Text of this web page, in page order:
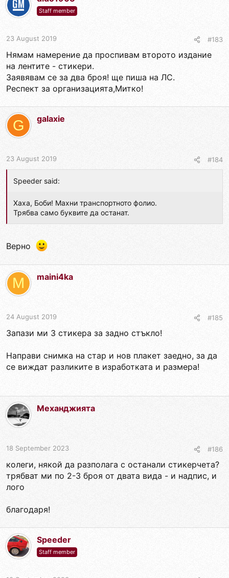
Staff member
23 August 2019 #183
Нямам намерение да проспивам второто издание
на лентите - стикери.
Заявявам се за два броя! ще пиша на ЛС.
Респект за организацията,Митко!
G galaxie
23 August 2019 #184
Speeder said:
Хаха, Боби! Махни транспортното фолио.
Трябва само буквите да останат.
Верно
M maini4ka
24 August 2019 #185
Запази ми 3 стикера за задно стъкло!
Направи снимка на стар и нов плакет заедно, за да
се виждат разликите в изработката и размера!
Механджията
18 September 2023 #186
колеги, някой да разполага с останали стикерчета?
трябват ми по 2-3 броя от двата вида - и надпис, и
лого
благодаря!
Speeder
Staff member